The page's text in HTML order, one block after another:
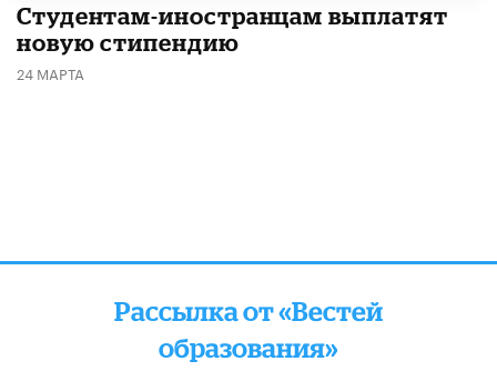
Студентам-иностранцам выплатят
новую стипендию
24 МАРТА
Рассылка от «Вестей
образования»